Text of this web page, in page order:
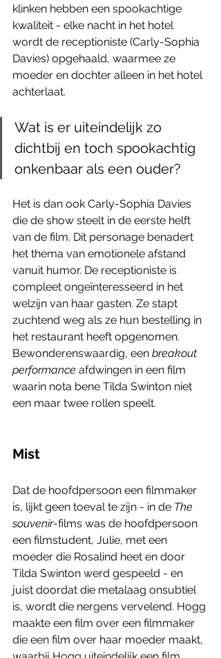
klinken hebben een spookachtige
kwaliteit - elke nacht in het hotel
wordt de receptioniste (Carly-Sophia
Davies) opgehaald, waarmee ze
moeder en dochter alleen in het hotel
achterlaat.
Wat is er uiteindelijk zo
dichtbij en toch spookachtig
onkenbaar als een ouder?
Het is dan ook Carly-Sophia Davies
die de show steelt in de eerste helft
van de film. Dit personage benadert
het thema van emotionele afstand
vanuit humor. De receptioniste is
compleet ongeïnteresseerd in het
welzijn van haar gasten. Ze stapt
zuchtend weg als ze hun bestelling in
het restaurant heeft opgenomen.
Bewonderenswaardig, een breakout
performance afdwingen in een film
waarin nota bene Tilda Swinton niet
een maar twee rollen speelt.
Mist
Dat de hoofdpersoon een filmmaker
is, lijkt geen toeval te zijn - in de The
souvenir-films was de hoofdpersoon
een filmstudent, Julie, met een
moeder die Rosalind heet en door
Tilda Swinton werd gespeeld - en
juist doordat die metalaag onsubtiel
is, wordt die nergens vervelend. Hogg
maakte een film over een filmmaker
die een film over haar moeder maakt,